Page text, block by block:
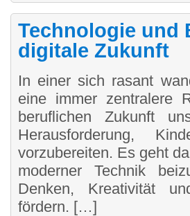
Technologie und
digitale Zukunft
In einer sich rasant
eine immer zentralere
beruflichen Zukunft
Herausforderung,
vorzubereiten. Es geht
moderner Technik
Denken, Kreativität
fördern. […]